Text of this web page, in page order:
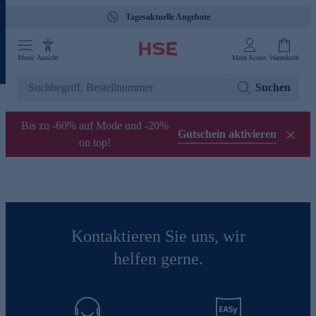
Tagesaktuelle Angebote
Menü Ansicht Mein Konto Warenkorb
Suchen
Bis zu -60% auf Mode und -20%
on top!
Gutschein aktivieren
Kontaktieren Sie uns, wir
helfen gerne.